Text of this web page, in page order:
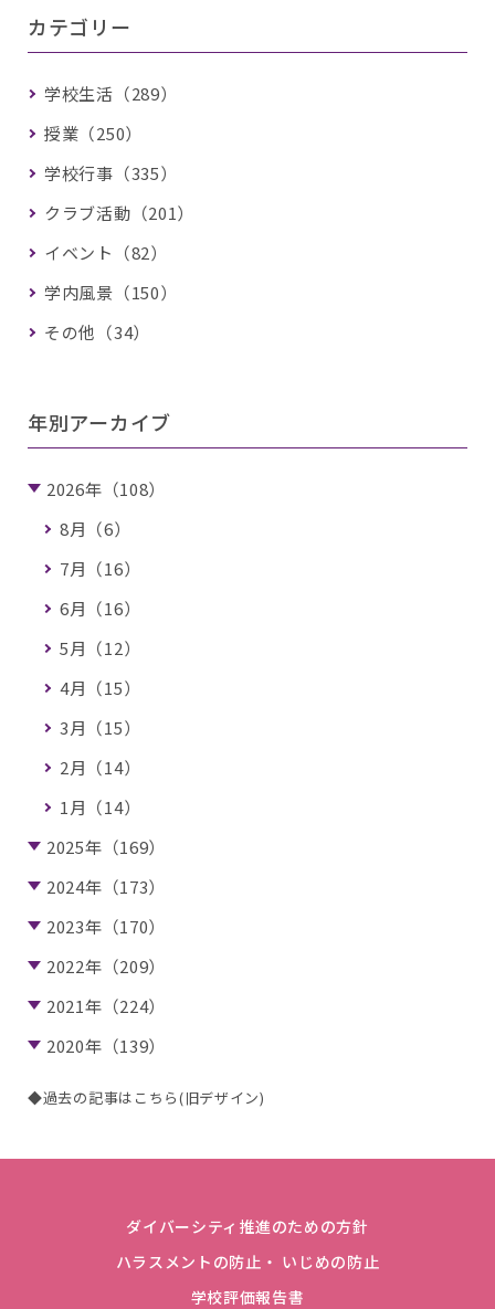
カテゴリー
学校生活（289）
授業（250）
学校行事（335）
クラブ活動（201）
イベント（82）
学内風景（150）
その他（34）
年別アーカイブ
2026年（108）
8月（6）
7月（16）
6月（16）
5月（12）
4月（15）
3月（15）
2月（14）
1月（14）
2025年（169）
2024年（173）
2023年（170）
2022年（209）
2021年（224）
2020年（139）
◆過去の記事はこちら(旧デザイン)
ダイバーシティ推進のための方針
ハラスメントの防止・ いじめの防止
学校評価報告書